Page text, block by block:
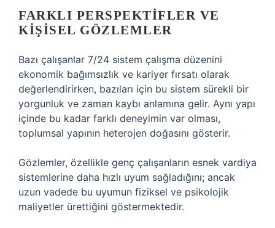
FARKLI PERSPEKTIFLER VE
KIŞISEL GÖZLEMLER
Bazı çalışanlar 7/24 sistem çalışma düzenini
ekonomik bağımsızlık ve kariyer fırsatı olarak
değerlendirirken, bazıları için bu sistem sürekli bir
yorgunluk ve zaman kaybı anlamına gelir. Aynı yapı
içinde bu kadar farklı deneyimin var olması,
toplumsal yapının heterojen doğasını gösterir.
Gözlemler, özellikle genç çalışanların esnek vardiya
sistemlerine daha hızlı uyum sağladığını; ancak
uzun vadede bu uyumun fiziksel ve psikolojik
maliyetler ürettiğini göstermektedir.